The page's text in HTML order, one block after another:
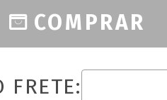
COMPRAR
FRETE: